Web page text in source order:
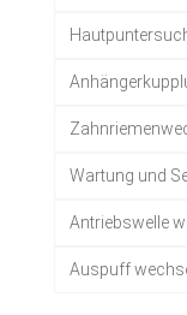
Wartung und
Antriebswelle
Auspuff